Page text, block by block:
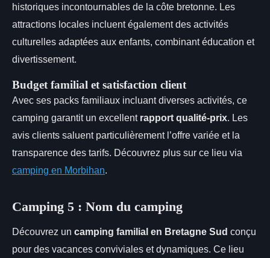
historiques incontournables de la côte bretonne. Les
attractions locales incluent également des activités
culturelles adaptées aux enfants, combinant éducation et
divertissement.
Budget familial et satisfaction client
Avec ses packs familiaux incluant diverses activités, ce
camping garantit un excellent rapport qualité-prix. Les
avis clients saluent particulièrement l’offre variée et la
transparence des tarifs. Découvrez plus sur ce lieu via
camping en Morbihan.
Camping 5 : Nom du camping
Découvrez un camping familial en Bretagne Sud conçu
pour des vacances conviviales et dynamiques. Ce lieu